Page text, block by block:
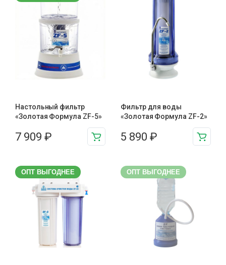
Настольный фильтр
«Золотая Формула ZF-5»
7 909 ₽
Фильтр для воды
«Золотая Формула ZF-2»
5 890 ₽
ОПТ ВЫГОДНЕЕ ОПТ ВЫГОДНЕЕ